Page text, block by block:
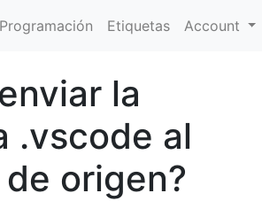
Programación Etiquetas Account
la
.vscode al
origen?